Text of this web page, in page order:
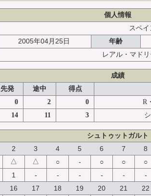
個人情報
スペイ
2005年04月25日
年齢
レアル・マド
成績
先発 途中
得点
0 2 0
R
14 11 3
シュトゥットガルト
2 3 4 5 6 7 8
△ △ ○ - ○ ○ ○
1 - - - - - -
16 17 18 19 20 21 22